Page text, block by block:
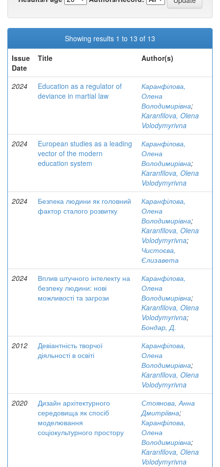
Showing results 1 to 13 of 13
Issue
Date
Title Author(s)
2024
Education as a regulator of
deviance in martial law
Каранфілова,
Олена
Володимирівна;
Karanfilova, Olena
Volodymyrivna
2024
European studies as a leading
vector of the modern
education system
Каранфілова,
Олена
Володимирівна;
Karanfilova, Olena
Volodymyrivna
2024
Безпека людини як головний
фактор сталого розвитку
Каранфілова,
Олена
Володимирівна;
Karanfilova, Olena
Volodymyrivna;
Чистоєва,
Єлизавета
2024
Вплив штучного інтелекту на
безпеку людини: нові
можливості та загрози
Каранфілова,
Олена
Володимирівна;
Karanfilova, Olena
Volodymyrivna;
Бондар, Д.
2012
Девіантність творчої
діяльності в освіті
Каранфілова,
Олена
Володимирівна;
Karanfilova, Olena
Volodymyrivna
2020
Дизайн архітектурного
середовища як спосіб
моделювання
соціокультурного простору
Стоянова, Анна
Дмитріївна;
Каранфілова,
Олена
Володимирівна;
Karanfilova, Olena
Volodymyrivna